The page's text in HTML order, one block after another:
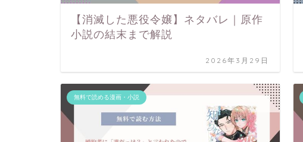
【消滅した悪役令嬢】ネタバレ｜原作
小説の結末まで解説
2026年3月29日
無料で読める漫画・小説